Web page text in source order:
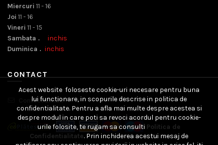
Miercuri 11 - 16
Joi 11 - 16
Vineri 11 - 15
Sambata . inchis
Duminica . inchis
CONTACT
Contact Email
Acest website foloseste cookie-uri necesare pentru buna
lui functionare, in scopurile descrise in politica de
confidentialitate. Pentru a afla mai multe despre acestea si
despre modul in care poti sa revoci acordul pentru cookie-
urile folosite, te rugam sa consulti Politica de
Confidentialitate. Prin inchiderea acestui mesaj de